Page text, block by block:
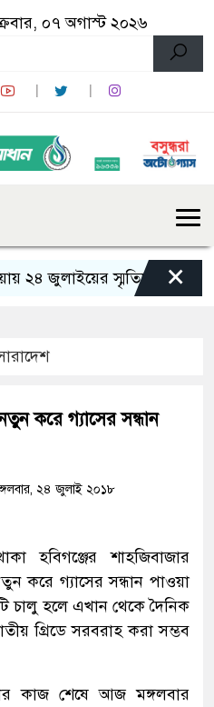
০৭ অগাস্ট ২০২৬
জুলাইয়ের স্মৃতিচারণ: গুমের
×
করে গ্যাসের সন্ধান
২৪ জুলাই ২০১৮
হবিগঞ্জের শাহজিবাজার
করে গ্যাসের সন্ধান পাওয়া
চালু হলে এখান থেকে দৈনিক
গ্রিডে সরবরাহ করা সম্ভব
কাজ শেষে আজ মঙ্গলবার